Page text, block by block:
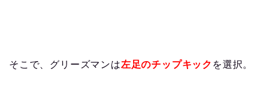
そこで、グリーズマンは左足のチップキック を選択。